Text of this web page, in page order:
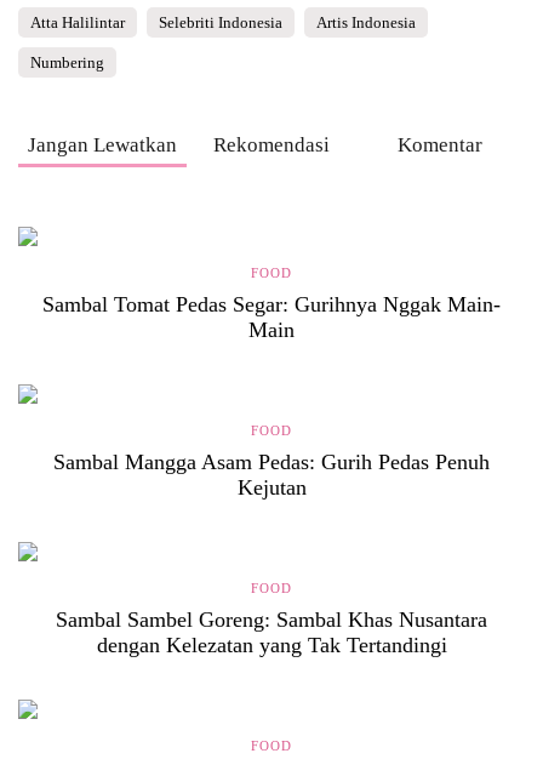
Atta Halilintar Selebriti Indonesia Artis Indonesia
Numbering
Jangan Lewatkan Rekomendasi Komentar
FOOD
Sambal Tomat Pedas Segar: Gurihnya Nggak Main-
Main
FOOD
Sambal Mangga Asam Pedas: Gurih Pedas Penuh
Kejutan
FOOD
Sambal Sambel Goreng: Sambal Khas Nusantara
dengan Kelezatan yang Tak Tertandingi
FOOD